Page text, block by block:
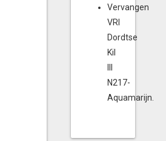
Vervangen
VRI
Dordtse
Kil
N217-
Aquamarijn.